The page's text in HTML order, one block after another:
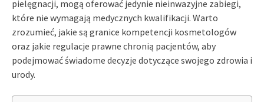
pielęgnacji, mogą oferować jedynie nieinwazyjne zabiegi,
które nie wymagają medycznych kwalifikacji. Warto
zrozumieć, jakie są granice kompetencji kosmetologów
oraz jakie regulacje prawne chronią pacjentów, aby
podejmować świadome decyzje dotyczące swojego zdrowia i
urody.